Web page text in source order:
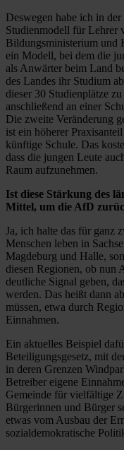
Deswegen habe ich in
Studienmodell für Lehrer
Bildungsministerium und
ein Modell, bei dem die
als Anwärter beim Land
des Landes ihr Studium
dieser 30 Studienplätze
anschließend an einer
Die zweite Veränderung
ist ein höherer
künftige Schule. Das
dass die jungen Leute
Raum aufzunehmen.
Ist diese Stärkung des
Mittel, um die AfD
Ja, ich halte das für ganz
Menschen leben in
Magdeburg und Halle,
diesen Regionen, ob nun
deutliche Signal geben,
werden. Das heißt dann
müssen, etwa durch
Einnahmen.
Ein aktuelles Beispiel
Beteiligungsgesetz, mit
in deren Grenzen
Betreiber eigene
Gemeinde für vielfältige
Bürgerinnen und Bürger
etwas vom Ausbau der
sozialdemokratische